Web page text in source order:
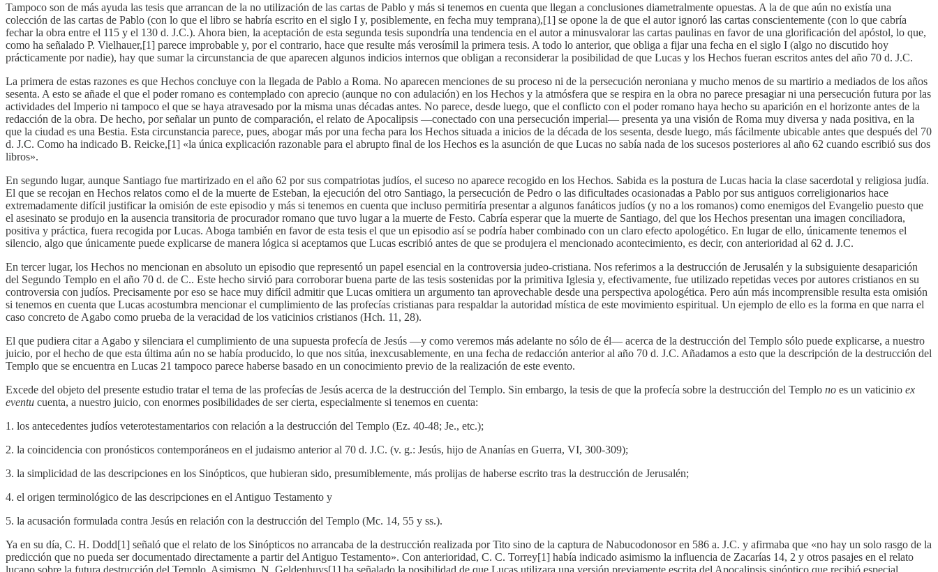
Tampoco son de más ayuda las tesis que arrancan de la no utilización de las cartas de Pablo y más si tenemos en cuenta que llegan a conclusiones diametralmente opuestas. A la de que aún no existía una
colección de las cartas de Pablo (con lo que el libro se habría escrito en el siglo I y, posiblemente, en fecha muy temprana),[1] se opone la de que el autor ignoró las cartas conscientemente (con lo que cabría
fechar la obra entre el 115 y el 130 d. J.C.). Ahora bien, la aceptación de esta segunda tesis supondría una tendencia en el autor a minusvalorar las cartas paulinas en favor de una glorificación del apóstol, lo que,
como ha señalado P. Vielhauer,[1] parece improbable y, por el contrario, hace que resulte más verosímil la primera tesis. A todo lo anterior, que obliga a fijar una fecha en el siglo I (algo no discutido hoy
prácticamente por nadie), hay que sumar la circunstancia de que aparecen algunos indicios internos que obligan a reconsiderar la posibilidad de que Lucas y los Hechos fueran escritos antes del año 70 d. J.C.
La primera de estas razones es que Hechos concluye con la llegada de Pablo a Roma. No aparecen menciones de su proceso ni de la persecución neroniana y mucho menos de su martirio a mediados de los años
sesenta. A esto se añade el que el poder romano es contemplado con aprecio (aunque no con adulación) en los Hechos y la atmósfera que se respira en la obra no parece presagiar ni una persecución futura por las
actividades del Imperio ni tampoco el que se haya atravesado por la misma unas décadas antes. No parece, desde luego, que el conflicto con el poder romano haya hecho su aparición en el horizonte antes de la
redacción de la obra. De hecho, por señalar un punto de comparación, el relato de Apocalipsis —conectado con una persecución imperial— presenta ya una visión de Roma muy diversa y nada positiva, en la
que la ciudad es una Bestia. Esta circunstancia parece, pues, abogar más por una fecha para los Hechos situada a inicios de la década de los sesenta, desde luego, más fácilmente ubicable antes que después del 70
d. J.C. Como ha indicado B. Reicke,[1] «la única explicación razonable para el abrupto final de los Hechos es la asunción de que Lucas no sabía nada de los sucesos posteriores al año 62 cuando escribió sus dos
libros».
En segundo lugar, aunque Santiago fue martirizado en el año 62 por sus compatriotas judíos, el suceso no aparece recogido en los Hechos. Sabida es la postura de Lucas hacia la clase sacerdotal y religiosa judía.
El que se recojan en Hechos relatos como el de la muerte de Esteban, la ejecución del otro Santiago, la persecución de Pedro o las dificultades ocasionadas a Pablo por sus antiguos correligionarios hace
extremadamente difícil justificar la omisión de este episodio y más si tenemos en cuenta que incluso permitiría presentar a algunos fanáticos judíos (y no a los romanos) como enemigos del Evangelio puesto que
el asesinato se produjo en la ausencia transitoria de procurador romano que tuvo lugar a la muerte de Festo. Cabría esperar que la muerte de Santiago, del que los Hechos presentan una imagen conciliadora,
positiva y práctica, fuera recogida por Lucas. Aboga también en favor de esta tesis el que un episodio así se podría haber combinado con un claro efecto apologético. En lugar de ello, únicamente tenemos el
silencio, algo que únicamente puede explicarse de manera lógica si aceptamos que Lucas escribió antes de que se produjera el mencionado acontecimiento, es decir, con anterioridad al 62 d. J.C.
En tercer lugar, los Hechos no mencionan en absoluto un episodio que representó un papel esencial en la controversia judeo-cristiana. Nos referimos a la destrucción de Jerusalén y la subsiguiente desaparición
del Segundo Templo en el año 70 d. de C.. Este hecho sirvió para corroborar buena parte de las tesis sostenidas por la primitiva Iglesia y, efectivamente, fue utilizado repetidas veces por autores cristianos en su
controversia con judíos. Precisamente por eso se hace muy difícil admitir que Lucas omitiera un argumento tan aprovechable desde una perspectiva apologética. Pero aún más incomprensible resulta esta omisión
si tenemos en cuenta que Lucas acostumbra mencionar el cumplimiento de las profecías cristianas para respaldar la autoridad mística de este movimiento espiritual. Un ejemplo de ello es la forma en que narra el
caso concreto de Agabo como prueba de la veracidad de los vaticinios cristianos (Hch. 11, 28).
El que pudiera citar a Agabo y silenciara el cumplimiento de una supuesta profecía de Jesús —y como veremos más adelante no sólo de él— acerca de la destrucción del Templo sólo puede explicarse, a nuestro
juicio, por el hecho de que esta última aún no se había producido, lo que nos sitúa, inexcusablemente, en una fecha de redacción anterior al año 70 d. J.C. Añadamos a esto que la descripción de la destrucción del
Templo que se encuentra en Lucas 21 tampoco parece haberse basado en un conocimiento previo de la realización de este evento.
Excede del objeto del presente estudio tratar el tema de las profecías de Jesús acerca de la destrucción del Templo. Sin embargo, la tesis de que la profecía sobre la destrucción del Templo no es un vaticinio ex
eventu cuenta, a nuestro juicio, con enormes posibilidades de ser cierta, especialmente si tenemos en cuenta:
1. los antecedentes judíos veterotestamentarios con relación a la destrucción del Templo (Ez. 40-48; Je., etc.);
2. la coincidencia con pronósticos contemporáneos en el judaismo anterior al 70 d. J.C. (v. g.: Jesús, hijo de Ananías en Guerra, VI, 300-309);
3. la simplicidad de las descripciones en los Sinópticos, que hubieran sido, presumiblemente, más prolijas de haberse escrito tras la destrucción de Jerusalén;
4. el origen terminológico de las descripciones en el Antiguo Testamento y
5. la acusación formulada contra Jesús en relación con la destrucción del Templo (Mc. 14, 55 y ss.).
Ya en su día, C. H. Dodd[1] señaló que el relato de los Sinópticos no arrancaba de la destrucción realizada por Tito sino de la captura de Nabucodonosor en 586 a. J.C. y afirmaba que «no hay un solo rasgo de la
predicción que no pueda ser documentado directamente a partir del Antiguo Testamento». Con anterioridad, C. C. Torrey[1] había indicado asimismo la influencia de Zacarías 14, 2 y otros pasajes en el relato
lucano sobre la futura destrucción del Templo. Asimismo, N. Geldenhuys[1] ha señalado la posibilidad de que Lucas utilizara una versión previamente escrita del Apocalipsis sinóptico que recibió especial